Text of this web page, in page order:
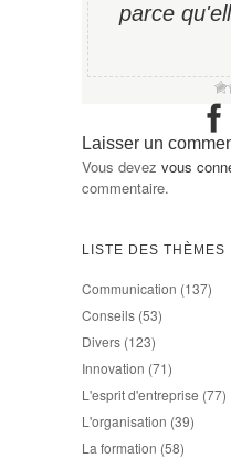
parce
Laisser un
Vous devez vous
commentaire.
LISTE DES THÈMES
Communication (137)
Conseils (53)
Divers (123)
Innovation (71)
L'esprit d'entreprise (77)
L'organisation (39)
La formation (58)